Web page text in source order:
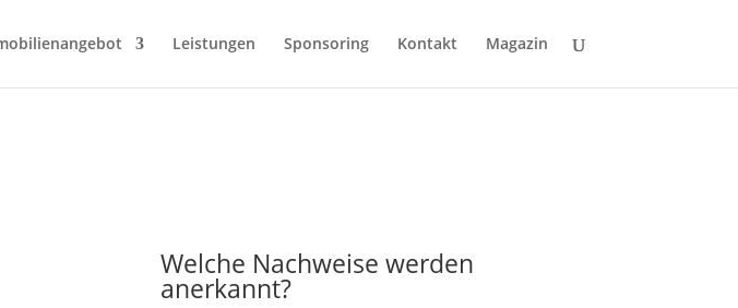
Leistungen Sponsoring Kontakt Magazin
Welche Nachweise werden
anerkannt?